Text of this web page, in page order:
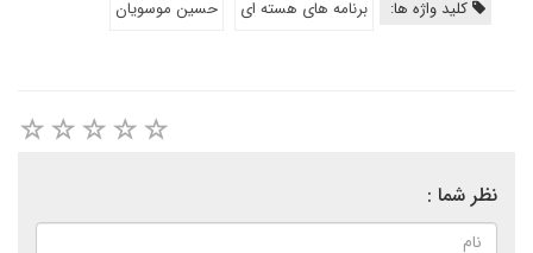
کلید واژه ها: برنامه های هسته ای حسین موسویان
نظر شما :